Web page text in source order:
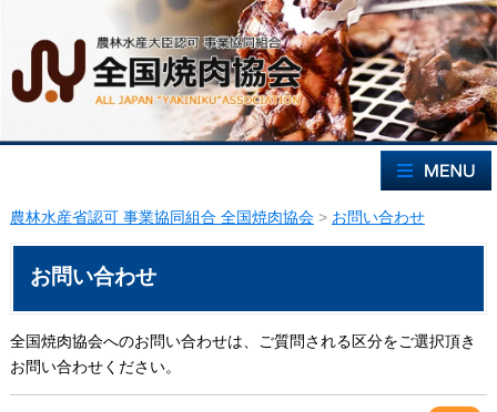
農林水産省認可 事業協同組合 全国焼肉協会 > お問い合わせ
お問い合わせ
全国焼肉協会へのお問い合わせは、ご質問される区分をご選択頂き
お問い合わせください。